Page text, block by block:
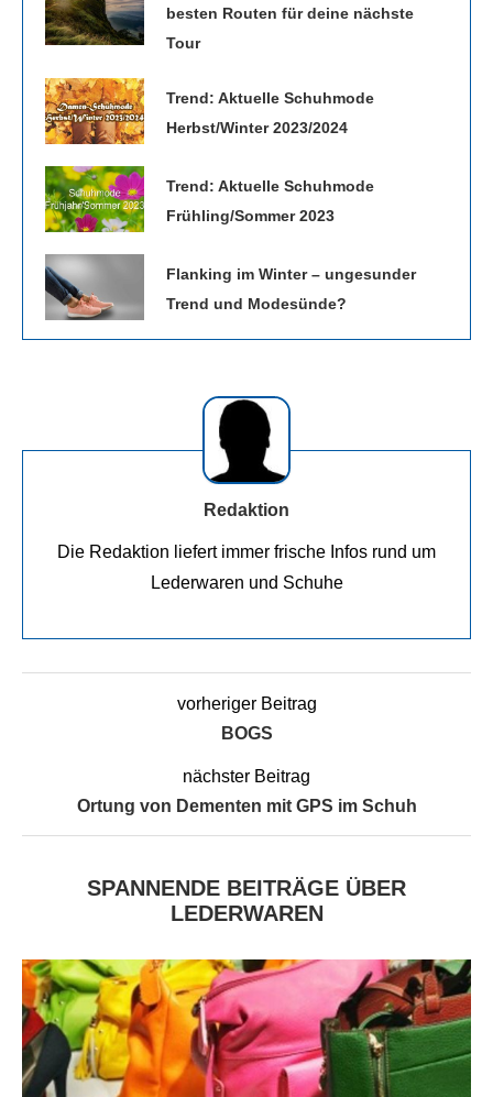
besten Routen für deine nächste
Tour
Trend: Aktuelle Schuhmode
Herbst/Winter 2023/2024
Trend: Aktuelle Schuhmode
Frühling/Sommer 2023
Flanking im Winter – ungesunder
Trend und Modesünde?
Redaktion
Die Redaktion liefert immer frische Infos rund um
Lederwaren und Schuhe
vorheriger Beitrag
BOGS
nächster Beitrag
Ortung von Dementen mit GPS im Schuh
SPANNENDE BEITRÄGE ÜBER
LEDERWAREN